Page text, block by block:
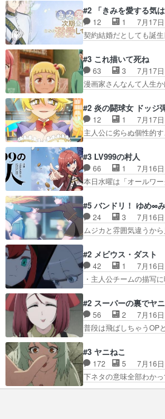
党、Bパートでは庇番
思ふものそれは時行の
と思いきや、そこから…
の仕事を思わせるケ
田さんのアドリブっぽ
画も綺麗このシーン
なるの怪奇組とのネ
のテンポの良さが光…
しかも仲間になる… 呪
今回あんまりエ…
#2 「きみを愛する気
12 1
7月17日
契約結婚だとしても
いろあったんだな。奥
婚による妬みから色ん
アニメAは…】前向き
気付かない素直な主
それでいいのか？と思
大変だ。や、やはり同
視聴しました。視聴…
#3 これ描いて死ね
63 3
7月17日
漫画家さんなんて人
きで真っ直ぐな主人公
落語部長役で出演させ
もしろかった。アバ
￣￣￣￣￣￣￣￣￣
んなジャンル描いてど
とめ座付近明るい星
暗い過去の情念とが良
#2 炎の闘球女 ドッジ
12 1
7月17日
主人公に劣らぬ個性
登場!因縁のライバル!
な…こんなもん真面目
バルの襲撃に始まり
ルチーム。敵もなか
部も登場し、魅力的な
特訓だよ。平仮名で呼
で異常なテンポと異…
#3 LV999の村人
66 1
7月16日
本日水曜は「オール
22:59まで！✦キャス
の融合を目指す浩二…
ウの話から魔王軍の
ス、共存の道はやっ
浩二の揺るがない信念
に好感度爆上がりです
ったですね♪タカコち…
#5 バンドリ！ ゆめ∞
24 3
7月16日
ムジカと雰囲気違う
れが偶然イベント会場
こいつほんま……残り
奮と息苦しさを同時
んのお陰であられち
に今期一の悪役がいた
ェアリィブゥケのイベ
見つけて悪だくみを策
#2 メビウス・ダスト
42 1
7月16日
・主人公チームの描
主人公の強火古参ファ
浮かれる面々の中、ア
隕石で負傷した体の
での対決のエピソー
はない3話も大差なか
どんどん出てくるが紹
ね。なんかこう内輪だけ
#2 スーパーの裏でヤ
56 2
7月16日
普段は飛ばしちゃう
にヒロイン（山田/田
そっちが機嫌わる。永
ちしてしまったので
て怒られたり煙草の
#3 ヤニねこ
172 5
7月16日
下ネタの意味全部わ
ゲロってそんなヤバ